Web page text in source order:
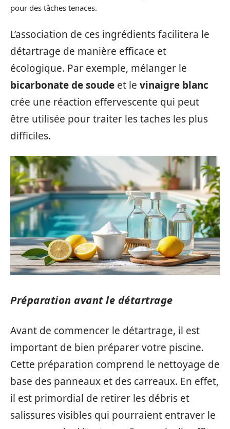
pour des tâches tenaces.
L’association de ces ingrédients facilitera le
détartrage de manière efficace et
écologique. Par exemple, mélanger le
bicarbonate de soude et le vinaigre blanc
crée une réaction effervescente qui peut
être utilisée pour traiter les taches les plus
difficiles.
Préparation avant le détartrage
Avant de commencer le détartrage, il est
important de bien préparer votre piscine.
Cette préparation comprend le nettoyage de
base des panneaux et des carreaux. En effet,
il est primordial de retirer les débris et
salissures visibles qui pourraient entraver le